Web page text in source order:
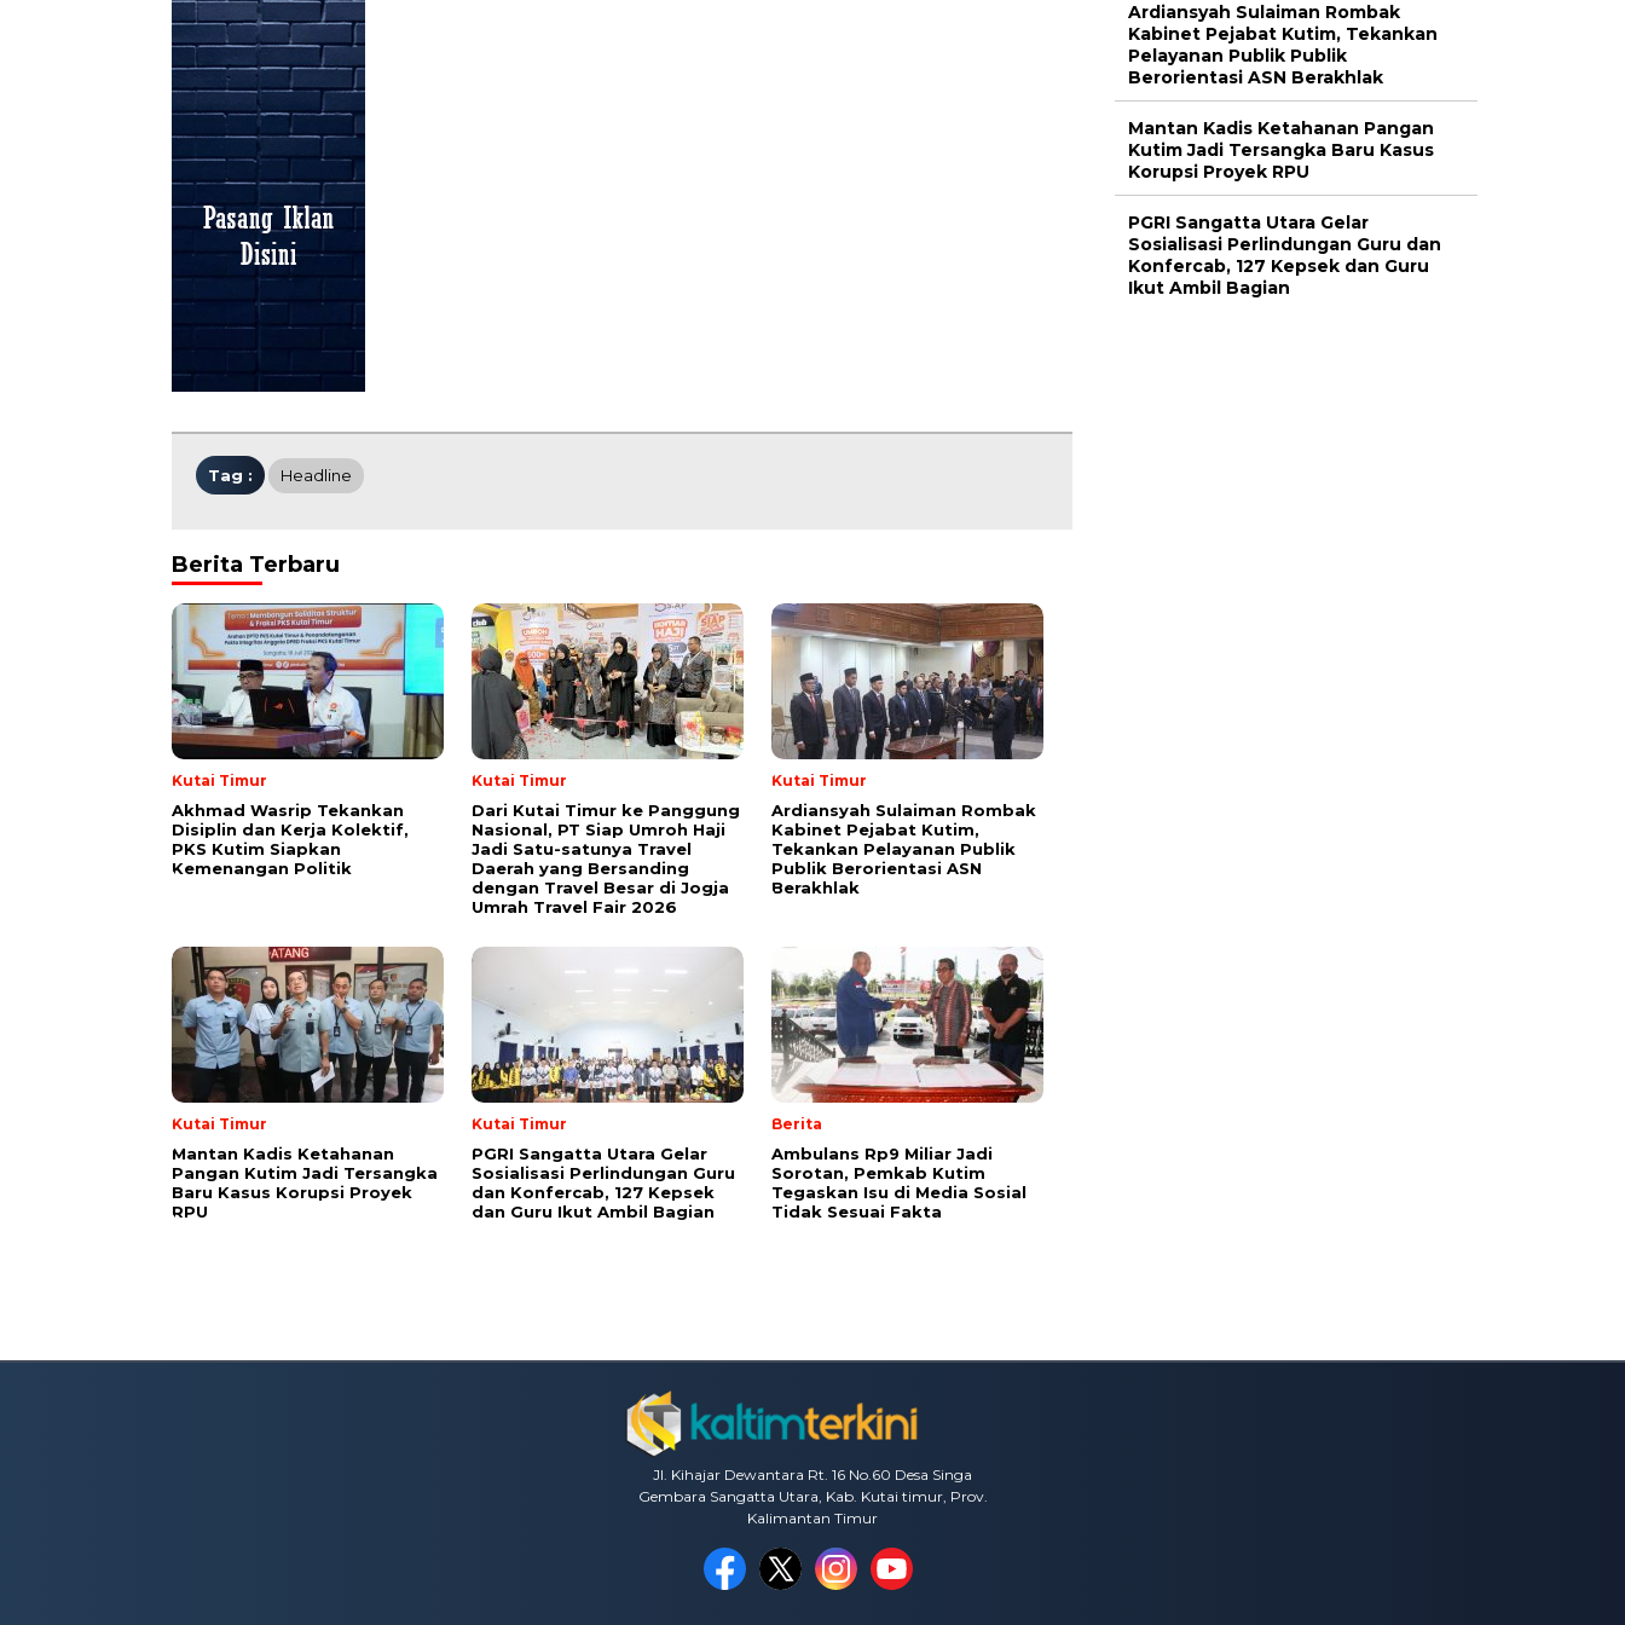
Tag : Headline
Berita Terbaru
Kutai Timur
Akhmad Wasrip Tekankan
Disiplin dan Kerja Kolektif,
PKS Kutim Siapkan
Kemenangan Politik
Kutai Timur
Dari Kutai Timur ke Panggung
Nasional, PT Siap Umroh Haji
Jadi Satu-satunya Travel
Daerah yang Bersanding
dengan Travel Besar di Jogja
Umrah Travel Fair 2026
Kutai Timur
Ardiansyah Sulaiman Rombak
Kabinet Pejabat Kutim,
Tekankan Pelayanan Publik
Publik Berorientasi ASN
Berakhlak
Kutai Timur
Mantan Kadis Ketahanan
Pangan Kutim Jadi Tersangka
Baru Kasus Korupsi Proyek
RPU
Kutai Timur
PGRI Sangatta Utara Gelar
Sosialisasi Perlindungan Guru
dan Konfercab, 127 Kepsek
dan Guru Ikut Ambil Bagian
Berita
Ambulans Rp9 Miliar Jadi
Sorotan, Pemkab Kutim
Tegaskan Isu di Media Sosial
Tidak Sesuai Fakta
Ardiansyah Sulaiman Rombak
Kabinet Pejabat Kutim, Tekankan
Pelayanan Publik Publik
Berorientasi ASN Berakhlak
Mantan Kadis Ketahanan Pangan
Kutim Jadi Tersangka Baru Kasus
Korupsi Proyek RPU
PGRI Sangatta Utara Gelar
Sosialisasi Perlindungan Guru dan
Konfercab, 127 Kepsek dan Guru
Ikut Ambil Bagian
Jl. Kihajar Dewantara Rt. 16 No.60 Desa Singa
Gembara Sangatta Utara, Kab. Kutai timur, Prov.
Kalimantan Timur